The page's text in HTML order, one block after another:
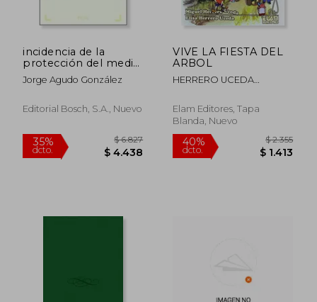
incidencia de la
protección del medio
ambiente en los usos
del suelo
Jorge Agudo González
Editorial Bosch, S.a., Nuevo
VIVE LA FIESTA DEL
ARBOL
HERRERO UCEDA
Elam Editores, Tapa
Blanda, Nuevo